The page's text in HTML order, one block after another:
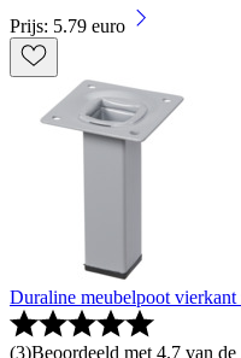
Prijs: 5.79 euro
Duraline meubelpoot
(3)Beoordeeld met 4.7 van